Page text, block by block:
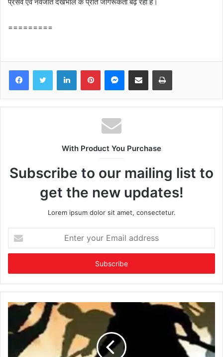
प्रसव एवं नवजात देखभाल के प्रति जागरूकता बढ़ रही है।
=========
FacebookTwitter LinkedInPinterestMessenger
Share via Email Print
With Product You Purchase
Subscribe to our mailing list to
get the new updates!
Lorem ipsum dolor sit amet, consectetur.
your
Email